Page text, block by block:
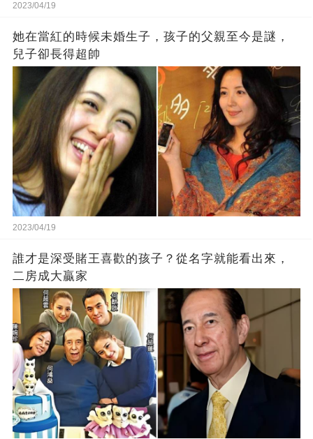
2023/04/19
她在當紅的時候未婚生子，孩子的父親至今是謎，
兒子卻長得超帥
2023/04/19
誰才是深受賭王喜歡的孩子？從名字就能看出來，
二房成大贏家